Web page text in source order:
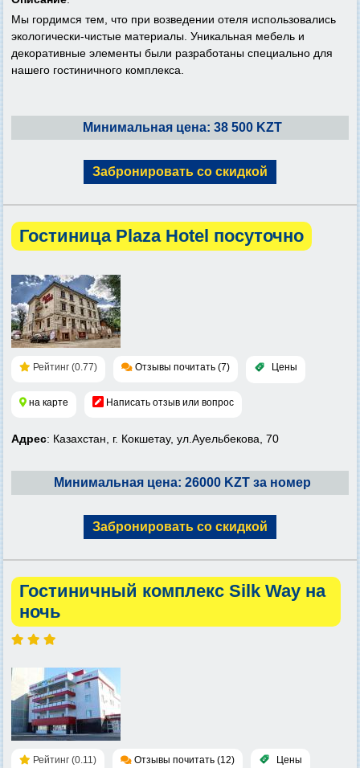
Мы гордимся тем, что при возведении отеля использовались
экологически-чистые материалы. Уникальная мебель и
декоративные элементы были разработаны специально для
нашего гостиничного комплекса.
Минимальная цена: 38 500 KZT
Забронировать со скидкой
Гостиница Plaza Hotel посуточно
Рейтинг (0.77) Отзывы почитать (7) Цены
на карте Написать отзыв или вопрос
Адрес: Казахстан, г. Кокшетау, ул.Ауельбекова, 70
Минимальная цена: 26000 KZT за номер
Забронировать со скидкой
Гостиничный комплекс Silk Way на
ночь
Рейтинг (0.11) Отзывы почитать (12) Цены